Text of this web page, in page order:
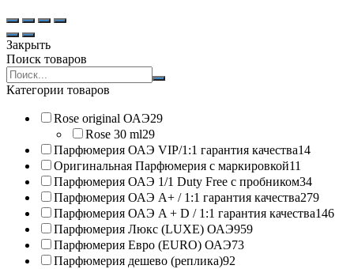
Закрыть
Поиск товаров
Search
products:
Категории товаров
Rose original ОАЭ29
Rose 30 ml29
Парфюмерия ОАЭ VIP/1:1 гарантия качества14
Оригинальная Парфюмерия с маркировкой11
Парфюмерия ОАЭ 1/1 Duty Free с пробником34
Парфюмерия ОАЭ A+ / 1:1 гарантия качества279
Парфюмерия ОАЭ A + D / 1:1 гарантия качества146
Парфюмерия Люкс (LUXE) ОАЭ959
Парфюмерия Евро (EURO) ОАЭ73
Парфюмерия дешево (реплика)92